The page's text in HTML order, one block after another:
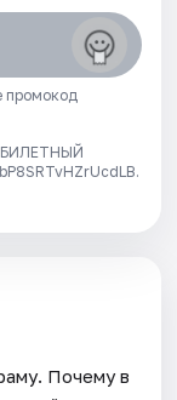
промокод
Почему в